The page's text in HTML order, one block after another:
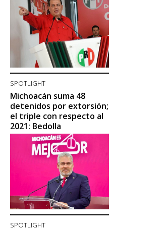
SPOTLIGHT
Michoacán suma 48
detenidos por extorsión;
el triple con respecto al
2021: Bedolla
SPOTLIGHT